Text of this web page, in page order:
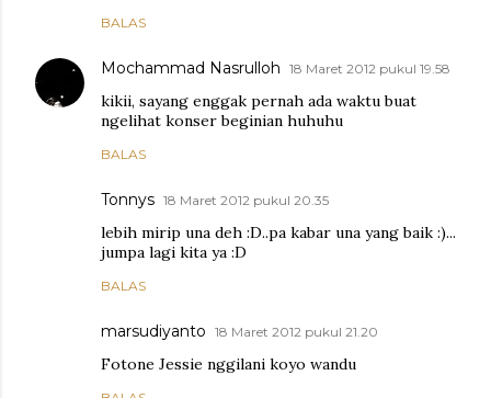
BALAS
Mochammad Nasrulloh 18 Maret 2012 pukul 19.58
kikii, sayang enggak pernah ada waktu buat
ngelihat konser beginian huhuhu
BALAS
Tonnys 18 Maret 2012 pukul 20.35
lebih mirip una deh :D..pa kabar una yang baik :)...
jumpa lagi kita ya :D
BALAS
marsudiyanto 18 Maret 2012 pukul 21.20
Fotone Jessie nggilani koyo wandu